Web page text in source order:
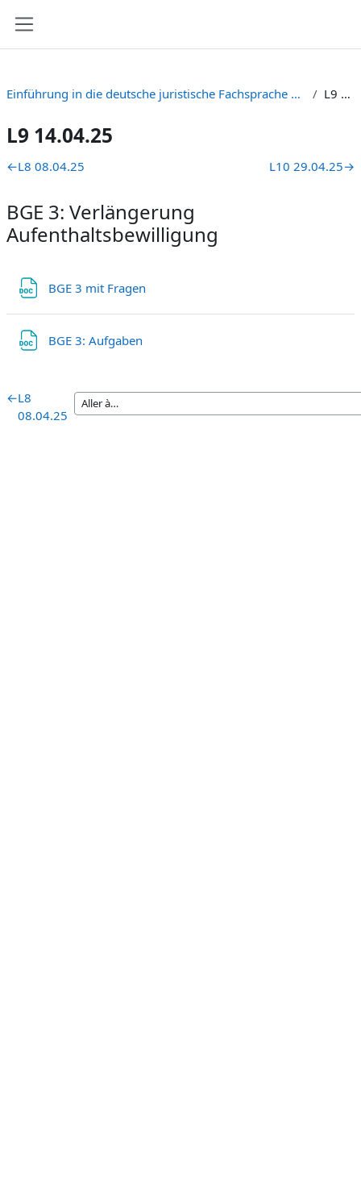
Einführung in die deutsche juristische Fachsprache C1/C2 Zielniveau) Gruppe B [HS-2024 + FS-2025] L9 14.04.25
L9 14.04.25
Résumé de section
←L8 08.04.25 L10 29.04.25→
BGE 3: Verlängerung
Aufenthaltsbewilligung
BGE 3 mit Fragen
BGE 3: Aufgaben
←L8
08.04.25